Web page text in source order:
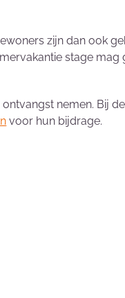
zijn dan ook
stage mag
nemen. Bij
voor hun bijdrage.